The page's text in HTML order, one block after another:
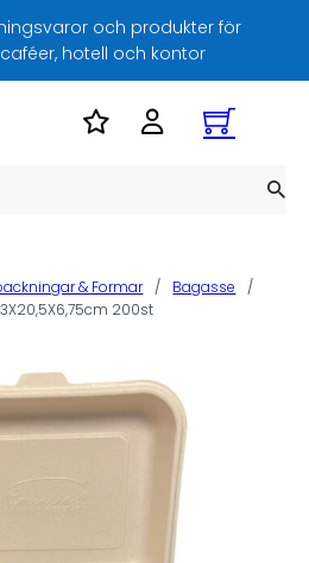
och produkter för
hotell och kontor
& Formar / Bagasse
/
200st